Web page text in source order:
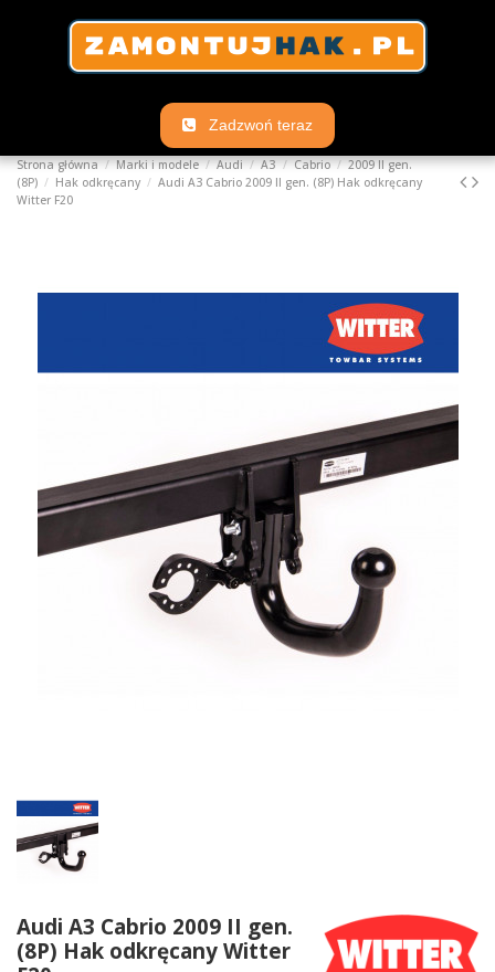
Zadzwoń teraz
Strona główna Marki i modele Audi A3 Cabrio
2009 II gen.
(8P)
Hak odkręcany
Audi A3 Cabrio 2009 II gen. (8P) Hak odkręcany
Witter F20
Audi A3 Cabrio 2009 II gen.
(8P) Hak odkręcany Witter